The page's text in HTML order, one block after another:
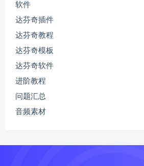
软件
达芬奇插件
达芬奇教程
达芬奇模板
达芬奇软件
进阶教程
问题汇总
音频素材